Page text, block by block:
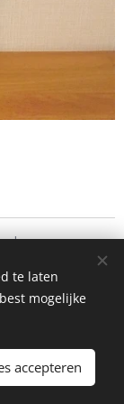
te laten
mogelijke
accepteren